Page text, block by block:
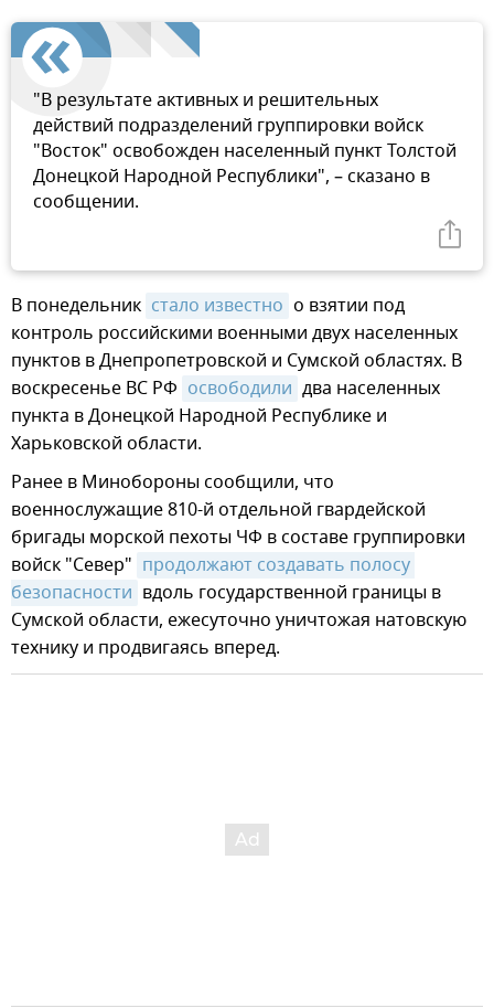
"В результате активных и решительных
действий подразделений группировки войск
"Восток" освобожден населенный пункт Толстой
Донецкой Народной Республики", – сказано в
сообщении.
В понедельник стало известно о взятии под
контроль российскими военными двух населенных
пунктов в Днепропетровской и Сумской областях. В
воскресенье ВС РФ освободили два населенных
пункта в Донецкой Народной Республике и
Харьковской области.
Ранее в Минобороны сообщили, что
военнослужащие 810-й отдельной гвардейской
бригады морской пехоты ЧФ в составе группировки
войск "Север" продолжают создавать полосу
безопасности вдоль государственной границы в
Сумской области, ежесуточно уничтожая натовскую
технику и продвигаясь вперед.